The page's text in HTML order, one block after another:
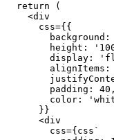
return
(
<
      css
={ {
        background
:
        height
:
        display
:
        alignItems
:
        padding
: 40 ,
        color
:
} }
<
        css
={ css `